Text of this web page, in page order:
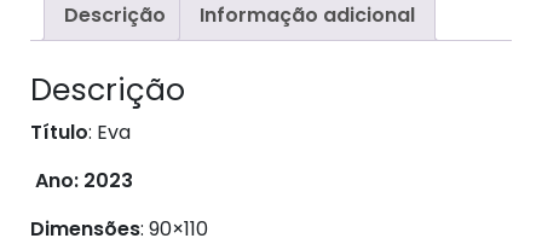
Descrição Informação adicional
Descrição
Título: Eva
Ano: 2023
Dimensões: 90×110